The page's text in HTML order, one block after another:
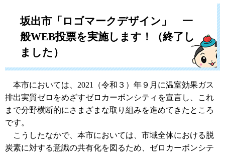
坂出市「ロゴマークデザイン」 一
般WEB投票を実施します！（終了し
ました）
本市においては、2021（令和３）年９月に温室効果ガス
排出実質ゼロをめざすゼロカーボンシティを宣言し、これ
まで分野横断的にさまざまな取り組みを進めてきたところ
です。
こうしたなかで、本市においては、市域全体における脱
炭素に対する意識の共有化を図るため、ゼロカーボンシテ